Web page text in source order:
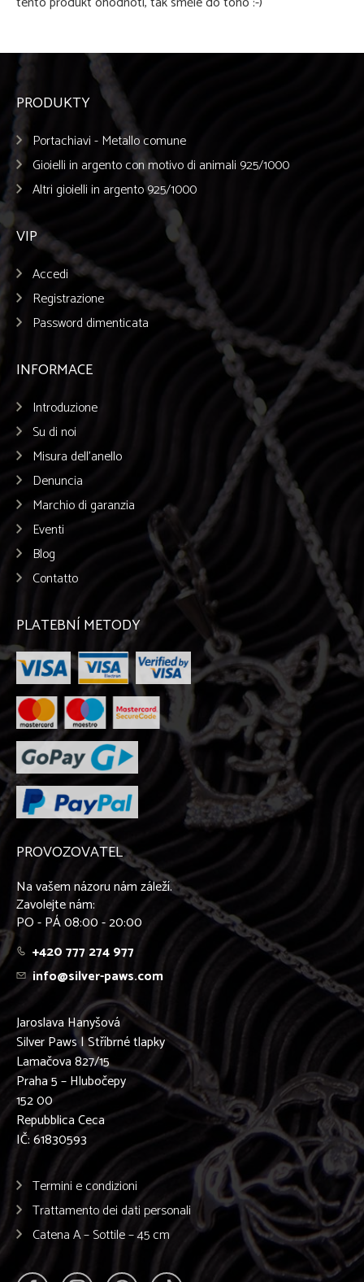
PRODUKTY
Portachiavi - Metallo comune
Gioielli in argento con motivo di animali 925/1000
Altri gioielli in argento 925/1000
VIP
Accedi
Registrazione
Password dimenticata
INFORMACE
Introduzione
Su di noi
Misura dell’anello
Denuncia
Marchio di garanzia
Eventi
Blog
Contatto
PLATEBNÍ METODY
PROVOZOVATEL
Na vašem názoru nám záleží.
Zavolejte nám:
PO - PÁ 08:00 - 20:00
+420 777 274 977
info@silver-paws.com
Jaroslava Hanyšová
Silver Paws | Stříbrné tlapky
Lamačova 827/15
Praha 5 – Hlubočepy
152 00
Repubblica Ceca
IČ: 61830593
Termini e condizioni
Trattamento dei dati personali
Catena A – Sottile – 45 cm